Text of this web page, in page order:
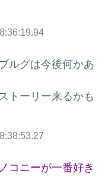
ルグは今後何かあ
トーリー来るかも
コニーが一番好き